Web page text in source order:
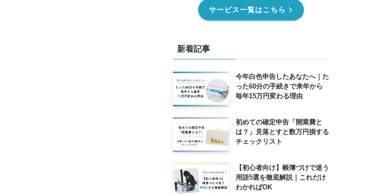
サービス一覧はこちら
新着記事
今年白色申告したあなたへ｜た
った60分の手続きで来年から
毎年15万円変わる理由
初めての確定申告「開業費と
は？」見落とすと数万円損する
チェックリスト
【初心者向け】帳簿づけで迷う
用語5選を徹底解説｜これだけ
わかればOK